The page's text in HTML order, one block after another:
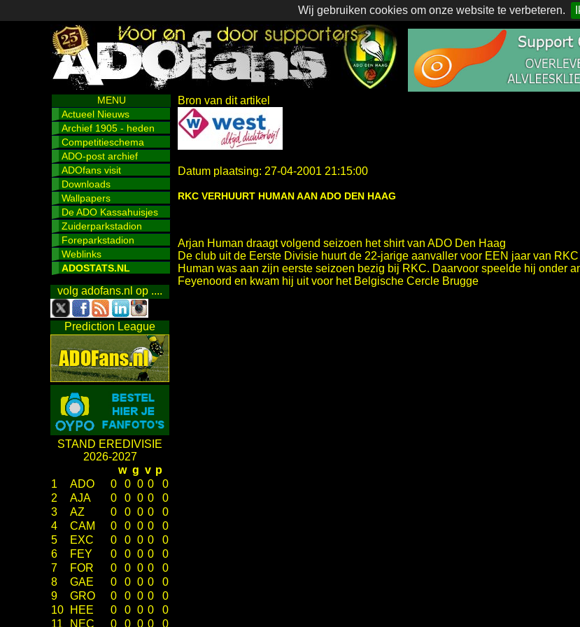
Wij gebruiken cookies om onze website te verbeteren.
MENU
Actueel Nieuws
Archief 1905 - heden
Competitieschema
ADO-post archief
ADOfans visit
Downloads
Wallpapers
De ADO Kassahuisjes
Zuiderparkstadion
Foreparkstadion
Weblinks
ADOSTATS.NL
volg adofans.nl op ....
Prediction League
STAND EREDIVISIE
2026-2027
w g v p
1
ADO 0 0 0 0
0
2
AJA 0 0 0 0
0
3
AZ 0 0 0 0
0
4
CAM 0 0 0 0
0
5
EXC 0 0 0 0
0
6
FEY 0 0 0 0
0
7
FOR 0 0 0 0
0
8
GAE 0 0 0 0
0
9
GRO 0 0 0 0
0
10
HEE 0 0 0 0
0
11
NEC 0 0 0 0 0
Bron van dit artikel
Datum plaatsing: 27-04-2001 21:15:00
RKC VERHUURT HUMAN AAN ADO DEN HAAG
Arjan Human draagt volgend seizoen het shirt van ADO Den Haag
De club uit de Eerste Divisie huurt de 22-jarige aanvaller voor EEN jaar van
Human was aan zijn eerste seizoen bezig bij RKC. Daarvoor speelde hij onder
Feyenoord en kwam hij uit voor het Belgische Cercle Brugge